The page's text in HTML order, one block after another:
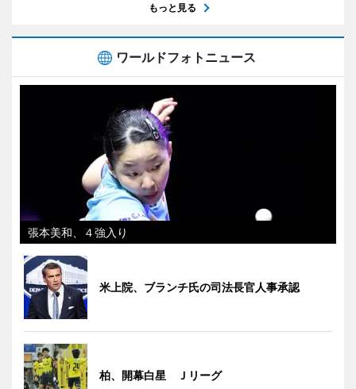
もっと見る
ワールドフォトニュース
張本美和、４強入り
米上院、ブランチ氏の司法長官人事承認
柏、開幕白星 Ｊリーグ